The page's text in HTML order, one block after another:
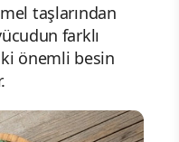
taşlarından
farklı
önemli besin